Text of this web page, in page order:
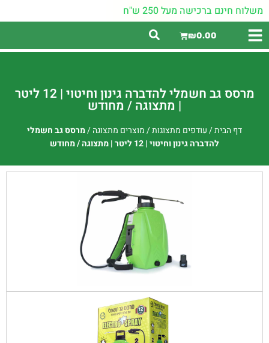
משלוח חינם ברכישה מעל 250 ש"ח
₪0.00
מרסס גב חשמלי להדברה גינון וחיטוי | 12 ליטר
| מתצוגה / מחודש
דף הבית/עודפים מתצוגות/מוצרים מתצוגה/מרסס גב חשמלי
להדברה גינון וחיטוי | 12 ליטר | מתצוגה / מחודש